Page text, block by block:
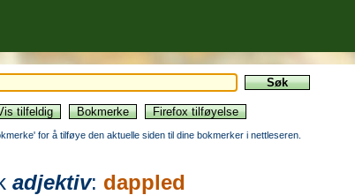
for å tilføye den aktuelle siden til dine bokmerker i nettleseren.
adjektiv: dappled